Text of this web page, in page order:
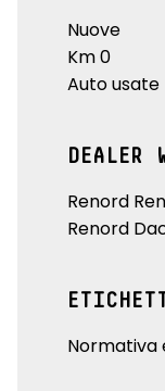
Nuove
Km 0
Auto usate
DEALER
Renord
Renord
Normativa